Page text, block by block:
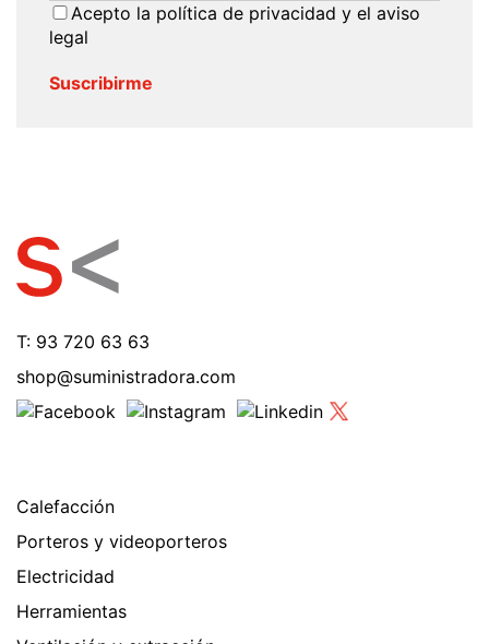
Acepto la política de privacidad y el aviso
legal
T: 93 720 63 63
shop@suministradora.com
Calefacción
Porteros y videoporteros
Electricidad
Herramientas